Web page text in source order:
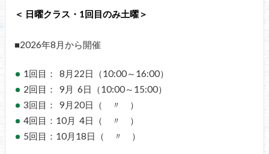
＜ 日曜クラス・1回目のみ土曜＞
■2026年8月から開催
1回目： 8月22日（10:00～16:00）
2回目： 9月 6日（10:00～15:00）
3回目： 9月20日（ 〃 ）
4回目：10月 4日（ 〃 ）
5回目：10月18日（ 〃 ）